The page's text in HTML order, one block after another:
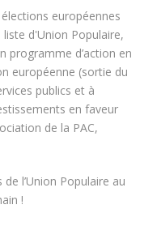
européennes
d'Union Populaire,
programme d’action en
européenne (sortie du
publics et à
en faveur
de la PAC,
l’Union Populaire au
!